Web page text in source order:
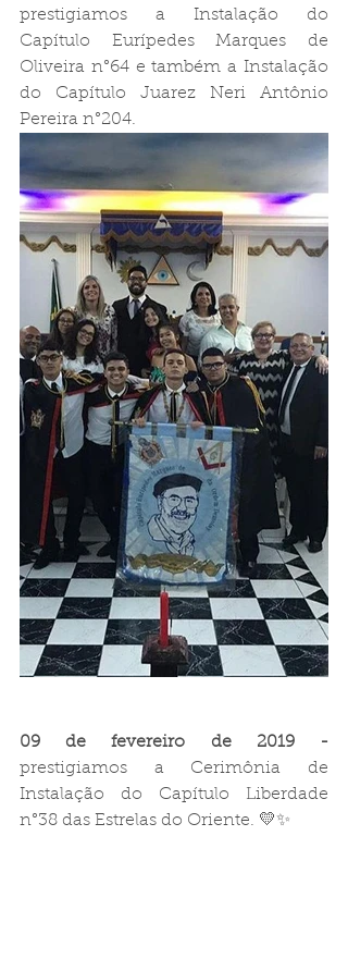
prestigiamos a Instalação do
Capítulo Eurípedes Marques de
Oliveira n°64 e também a Instalação
do Capítulo Juarez Neri Antônio
Pereira n°204.
09 de fevereiro de 2019 -
prestigiamos a Cerimônia de
Instalação do Capítulo Liberdade
n°38 das Estrelas do Oriente. 💛✨